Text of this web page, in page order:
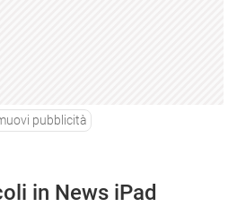
pubblicità
in News iPad